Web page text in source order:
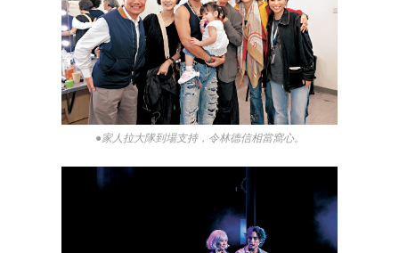
●家人拉大隊到場支持，令林德信相當窩心。